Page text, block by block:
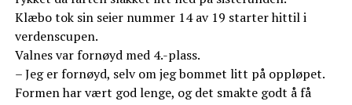
Klæbo tok sin seier nummer 14 av 19 starter hittil i
verdenscupen.
Valnes var fornøyd med 4.-plass.
– Jeg er fornøyd, selv om jeg bommet litt på oppløpet.
Formen har vært god lenge, og det smakte godt å få